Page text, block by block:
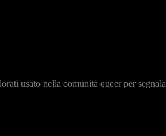
usato nella comunità queer per